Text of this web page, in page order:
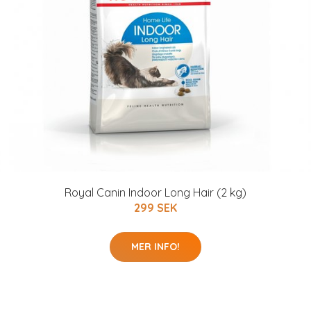
Royal Canin Indoor Long Hair (2 kg)
299 SEK
MER INFO!